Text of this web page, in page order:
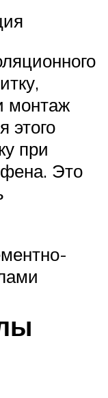
монтаж
этого
при
Это